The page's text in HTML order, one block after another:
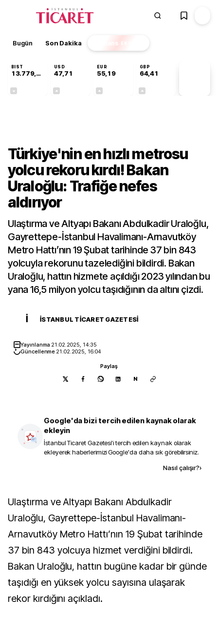
Bugün Son Dakika Finans EKSTRA
BIST
13.779,39
USD
47,71
EUR
55,19
GBP
64,41
Türkiye'nin en hızlı metrosu
yolcu rekoru kırdı! Bakan
Uraloğlu: Trafiğe nefes
aldırıyor
Ulaştırma ve Altyapı Bakanı Abdulkadir Uraloğlu,
Gayrettepe-İstanbul Havalimanı-Arnavutköy
Metro Hattı’nın 19 Şubat tarihinde 37 bin 843
yolcuyla rekorunu tazelediğini bildirdi. Bakan
Uraloğlu, hattın hizmete açıldığı 2023 yılından bu
yana 16,5 milyon yolcu taşıdığının da altını çizdi.
İ İSTANBUL TICARET GAZETESI
Yayınlanma 21.02.2025, 14:35
Güncellenme 21.02.2025, 16:04
Paylaş
N
Google'da bizi tercih edilen kaynak olarak
ekleyin
İstanbul Ticaret Gazetesi'i tercih edilen kaynak olarak
ekleyerek haberlerimizi Google'da daha sık görebilirsiniz.
Nasıl çalışır?›
Ulaştırma ve Altyapı Bakanı Abdulkadir
Uraloğlu, Gayrettepe-İstanbul Havalimanı-
Arnavutköy Metro Hattı’nın 19 Şubat tarihinde
37 bin 843 yolcuya hizmet verdiğini bildirdi.
Bakan Uraloğlu, hattın bugüne kadar bir günde
taşıdığı en yüksek yolcu sayısına ulaşarak
rekor kırdığını açıkladı.